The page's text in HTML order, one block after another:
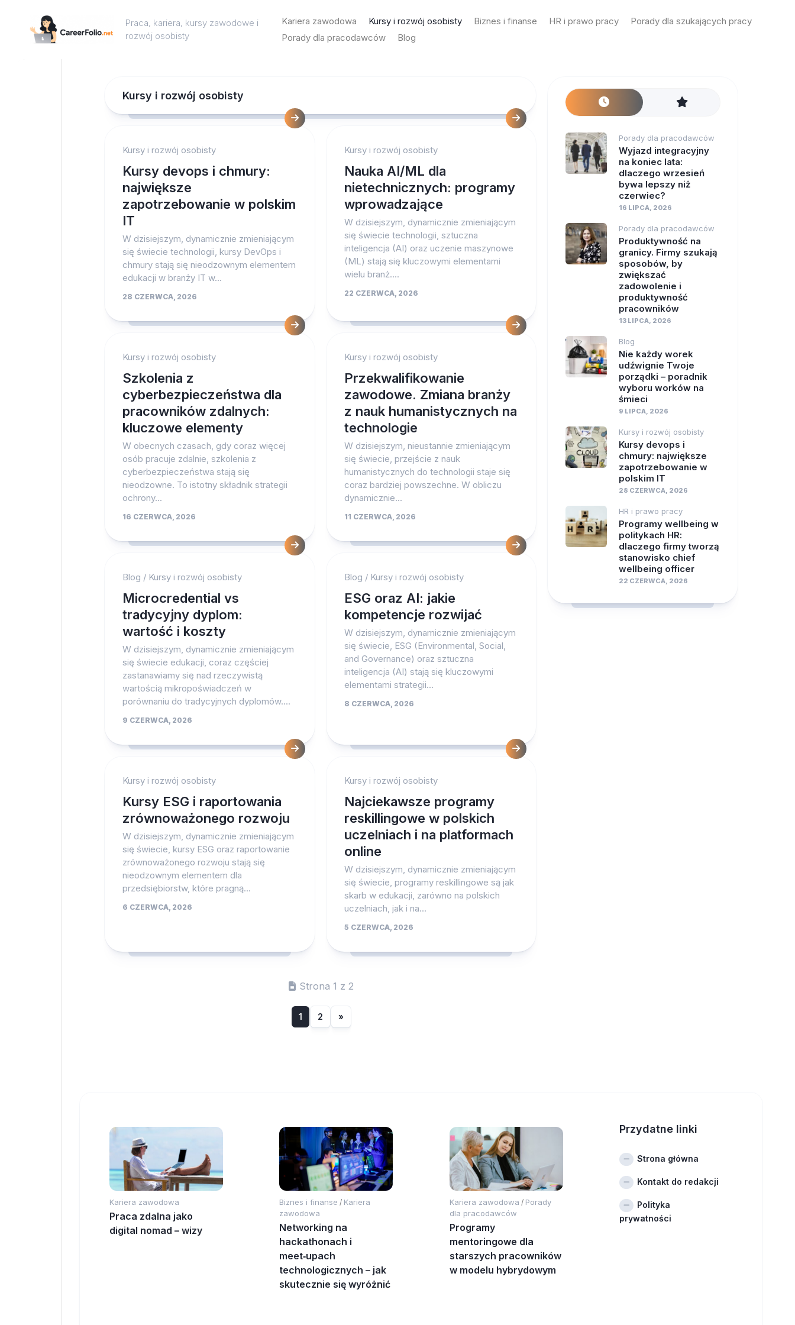
content
Praca, kariera, kursy zawodowe i
rozwój osobisty
Kariera zawodowa Kursy i rozwój osobisty Biznes i finanse HR i prawo pracy
Porady dla szukających pracy
Porady dla pracodawców
Blog
Kursy i rozwój osobisty
Kursy i rozwój osobisty
Kursy devops i chmury:
największe
zapotrzebowanie w polskim
IT
W dzisiejszym, dynamicznie zmieniającym
się świecie technologii, kursy DevOps i
chmury stają się nieodzownym elementem
edukacji w branży IT w...
28 CZERWCA, 2026
Kursy i rozwój osobisty
Nauka AI/ML dla
nietechnicznych: programy
wprowadzające
W dzisiejszym, dynamicznie zmieniającym
się świecie technologii, sztuczna
inteligencja (AI) oraz uczenie maszynowe
(ML) stają się kluczowymi elementami
wielu branż....
22 CZERWCA, 2026
Kursy i rozwój osobisty
Szkolenia z
cyberbezpieczeństwa dla
pracowników zdalnych:
kluczowe elementy
W obecnych czasach, gdy coraz więcej
osób pracuje zdalnie, szkolenia z
cyberbezpieczeństwa stają się
nieodzowne. To istotny składnik strategii
ochrony...
16 CZERWCA, 2026
Kursy i rozwój osobisty
Przekwalifikowanie
zawodowe. Zmiana branży
z nauk humanistycznych na
technologie
W dzisiejszym, nieustannie zmieniającym
się świecie, przejście z nauk
humanistycznych do technologii staje się
coraz bardziej powszechne. W obliczu
dynamicznie...
11 CZERWCA, 2026
Blog / Kursy i rozwój osobisty
Microcredential vs
tradycyjny dyplom:
wartość i koszty
W dzisiejszym, dynamicznie zmieniającym
się świecie edukacji, coraz częściej
zastanawiamy się nad rzeczywistą
wartością mikropoświadczeń w
porównaniu do tradycyjnych dyplomów....
9 CZERWCA, 2026
Blog / Kursy i rozwój osobisty
ESG oraz AI: jakie
kompetencje rozwijać
W dzisiejszym, dynamicznie zmieniającym
się świecie, ESG (Environmental, Social,
and Governance) oraz sztuczna
inteligencja (AI) stają się kluczowymi
elementami strategii...
8 CZERWCA, 2026
Kursy i rozwój osobisty
Kursy ESG i raportowania
zrównoważonego rozwoju
W dzisiejszym, dynamicznie zmieniającym
się świecie, kursy ESG oraz raportowanie
zrównoważonego rozwoju stają się
nieodzownym elementem dla
przedsiębiorstw, które pragną...
6 CZERWCA, 2026
Kursy i rozwój osobisty
Najciekawsze programy
reskillingowe w polskich
uczelniach i na platformach
online
W dzisiejszym, dynamicznie zmieniającym
się świecie, programy reskillingowe są jak
skarb w edukacji, zarówno na polskich
uczelniach, jak i na...
5 CZERWCA, 2026
Strona 1 z 2
1 2 »
Porady dla pracodawców
Wyjazd integracyjny
na koniec lata:
dlaczego wrzesień
bywa lepszy niż
czerwiec?
16 LIPCA, 2026
Porady dla pracodawców
Produktywność na
granicy. Firmy szukają
sposobów, by
zwiększać
zadowolenie i
produktywność
pracowników
13 LIPCA, 2026
Blog
Nie każdy worek
udźwignie Twoje
porządki – poradnik
wyboru worków na
śmieci
9 LIPCA, 2026
Kursy i rozwój osobisty
Kursy devops i
chmury: największe
zapotrzebowanie w
polskim IT
28 CZERWCA, 2026
HR i prawo pracy
Programy wellbeing w
politykach HR:
dlaczego firmy tworzą
stanowisko chief
wellbeing officer
22 CZERWCA, 2026
Kariera zawodowa
Praca zdalna jako
digital nomad – wizy
Biznes i finanse / Kariera
zawodowa
Networking na
hackathonach i
meet‑upach
technologicznych – jak
skutecznie się wyróżnić
Kariera zawodowa / Porady
dla pracodawców
Programy
mentoringowe dla
starszych pracowników
w modelu hybrydowym
Przydatne linki
Strona główna
Kontakt do redakcji
Polityka
prywatności